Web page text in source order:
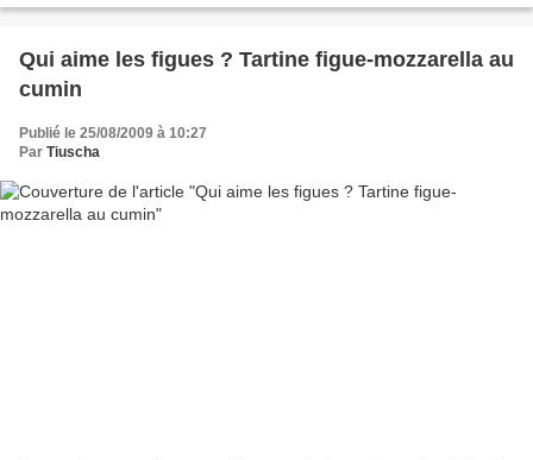
Qui aime les figues ? Tartine figue-mozzarella au
cumin
Publié le 25/08/2009 à 10:27
Par Tiuscha